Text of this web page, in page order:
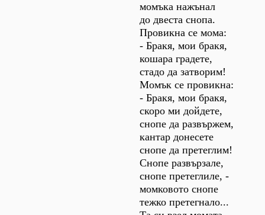
момъка нажънал
до двеста снопа.
Провикна се мома:
- Бракя, мои бракя,
кошара градете,
стадо да затворим!
Момък се провикна:
- Бракя, мои бракя,
скоро ми дойдете,
снопе да развържем,
кантар донесете
снопе да претеглим!
Снопе развързале,
снопе претеглиле, -
момковото снопе
тежко претегнало...